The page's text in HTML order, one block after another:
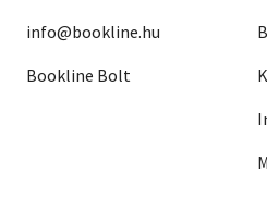
info@bookline.hu
Bookline Bolt